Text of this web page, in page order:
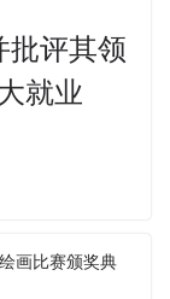
批评其领
就业
画比赛颁奖典